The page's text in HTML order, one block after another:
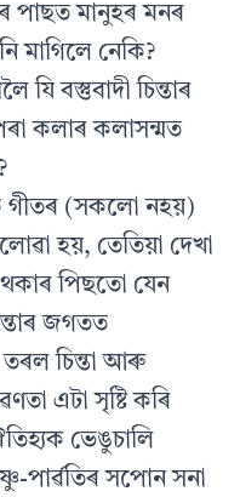
পাছত মানুহৰ মনৰ
মাগিলে নেকি?
বস্তুবাদী চিন্তাৰ
কলাৰ কলাসন্মত
গীতৰ (সকলো নহয়)
হয়, তেতিয়া দেখা
থকাৰ পিছতো যেন
জগতত
চিন্তা আৰু
এটা সৃষ্টি কৰি
ভেঙুচালি
পাৰ্ৱতিৰ সপোন সনা